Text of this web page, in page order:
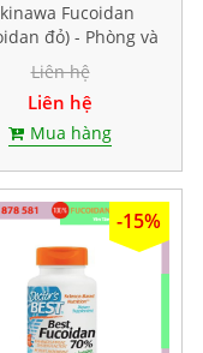
Fucoidan
đỏ) - Phòng và
điều trị ung thư,
Hộp 150 viên
Liên hệ
Liên hệ
Mua hàng
-15%